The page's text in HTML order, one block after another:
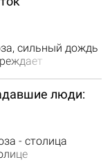
«Киевская
сильный дождь
прояснениями,
ночью 17-
что во
подходить к
люди:
- столица